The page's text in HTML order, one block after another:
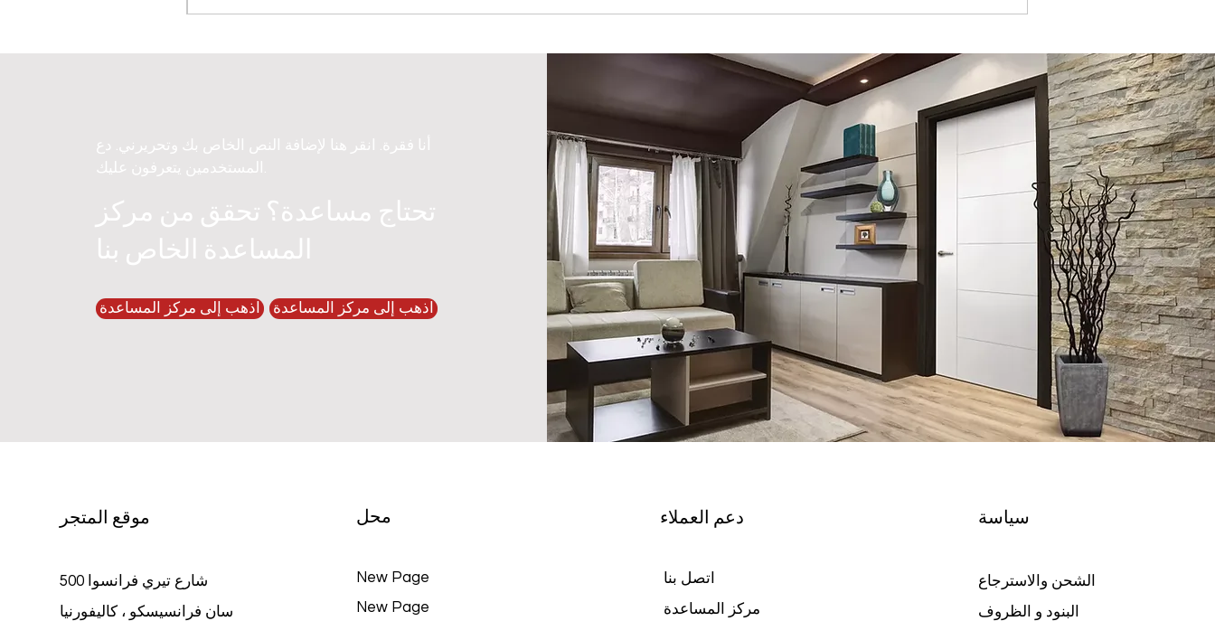
أنا فقرة. انقر هنا لإضافة النص الخاص بك وتحريرني. دع
المستخدمين يتعرفون عليك.
تحتاج مساعدة؟ تحقق من مركز
المساعدة الخاص بنا
اذهب إلى مركز المساعدة اذهب إلى مركز المساعدة
موقع المتجر
500 شارع تيري فرانسوا
سان فرانسيسكو ، كاليفورنيا
محل
New Page
New Page
دعم العملاء
اتصل بنا
مركز المساعدة
سياسة
الشحن والاسترجاع
البنود و الظروف